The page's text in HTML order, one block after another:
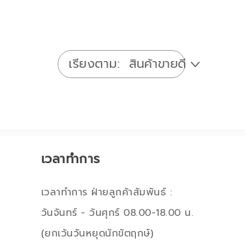
เรียงตาม
เวลาทำการ
เวลาทำการ ฝ่ายลูกค้าสัมพันธ์ :
วันจันทร์ - วันศุกร์ 08.00-18.00 น.
(ยกเว้นวันหยุดนักขัตฤกษ์)